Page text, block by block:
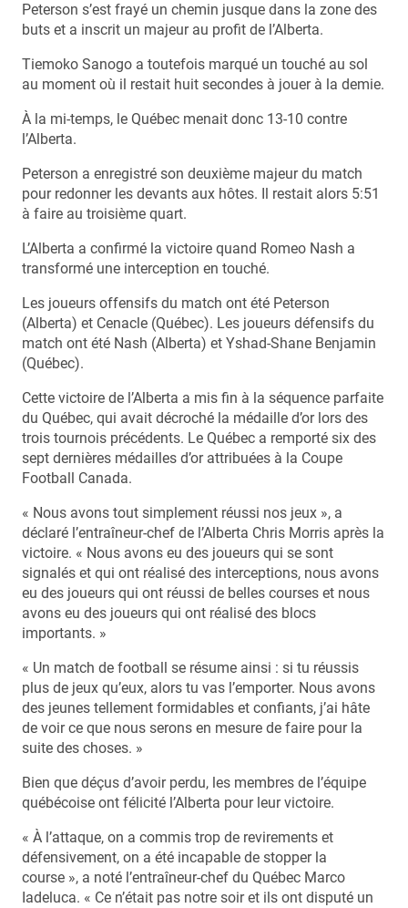
Peterson s’est frayé un chemin jusque dans la zone des
buts et a inscrit un majeur au profit de l’Alberta.
Tiemoko Sanogo a toutefois marqué un touché au sol
au moment où il restait huit secondes à jouer à la demie.
À la mi-temps, le Québec menait donc 13-10 contre
l’Alberta.
Peterson a enregistré son deuxième majeur du match
pour redonner les devants aux hôtes. Il restait alors 5:51
à faire au troisième quart.
L’Alberta a confirmé la victoire quand Romeo Nash a
transformé une interception en touché.
Les joueurs offensifs du match ont été Peterson
(Alberta) et Cenacle (Québec). Les joueurs défensifs du
match ont été Nash (Alberta) et Yshad-Shane Benjamin
(Québec).
Cette victoire de l’Alberta a mis fin à la séquence parfaite
du Québec, qui avait décroché la médaille d’or lors des
trois tournois précédents. Le Québec a remporté six des
sept dernières médailles d’or attribuées à la Coupe
Football Canada.
« Nous avons tout simplement réussi nos jeux », a
déclaré l’entraîneur-chef de l’Alberta Chris Morris après la
victoire. « Nous avons eu des joueurs qui se sont
signalés et qui ont réalisé des interceptions, nous avons
eu des joueurs qui ont réussi de belles courses et nous
avons eu des joueurs qui ont réalisé des blocs
importants. »
« Un match de football se résume ainsi : si tu réussis
plus de jeux qu’eux, alors tu vas l’emporter. Nous avons
des jeunes tellement formidables et confiants, j’ai hâte
de voir ce que nous serons en mesure de faire pour la
suite des choses. »
Bien que déçus d’avoir perdu, les membres de l’équipe
québécoise ont félicité l’Alberta pour leur victoire.
« À l’attaque, on a commis trop de revirements et
défensivement, on a été incapable de stopper la
course », a noté l’entraîneur-chef du Québec Marco
Iadeluca. « Ce n’était pas notre soir et ils ont disputé un